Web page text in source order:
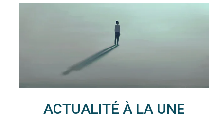
ACTUALITÉ À LA UNE